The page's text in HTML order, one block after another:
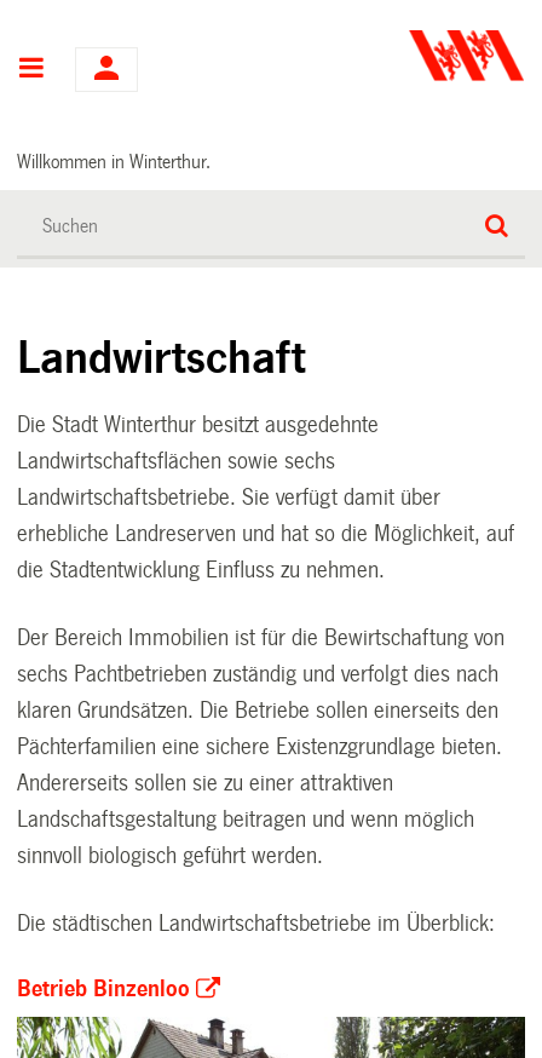
Hauptnavigation
Willkommen in Winterthur.
Landwirtschaft
Die Stadt Winterthur besitzt ausgedehnte
Landwirtschaftsflächen sowie sechs
Landwirtschaftsbetriebe. Sie verfügt damit über
erhebliche Landreserven und hat so die Möglichkeit, auf
die Stadtentwicklung Einfluss zu nehmen.
Der Bereich Immobilien ist für die Bewirtschaftung von
sechs Pachtbetrieben zuständig und verfolgt dies nach
klaren Grundsätzen. Die Betriebe sollen einerseits den
Pächterfamilien eine sichere Existenzgrundlage bieten.
Andererseits sollen sie zu einer attraktiven
Landschaftsgestaltung beitragen und wenn möglich
sinnvoll biologisch geführt werden.
Die städtischen Landwirtschaftsbetriebe im Überblick:
Betrieb Binzenloo